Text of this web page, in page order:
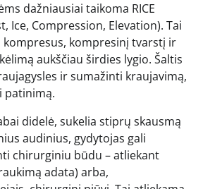
dažniausiai taikoma RICE
Ice, Compression, Elevation). Tai
kompresus, kompresinį tvarstį ir
aukščiau širdies lygio. Šaltis
ir sumažinti kraujavimą,
patinimą.
didelė, sukelia stiprų skausmą
audinius, gydytojas gali
chirurginiu būdu – atliekant
adata) arba,